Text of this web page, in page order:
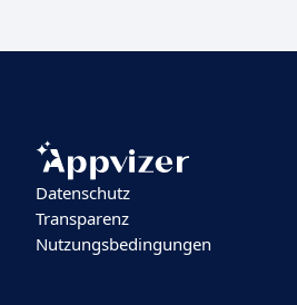
Datenschutz
Transparenz
Nutzungsbedingungen